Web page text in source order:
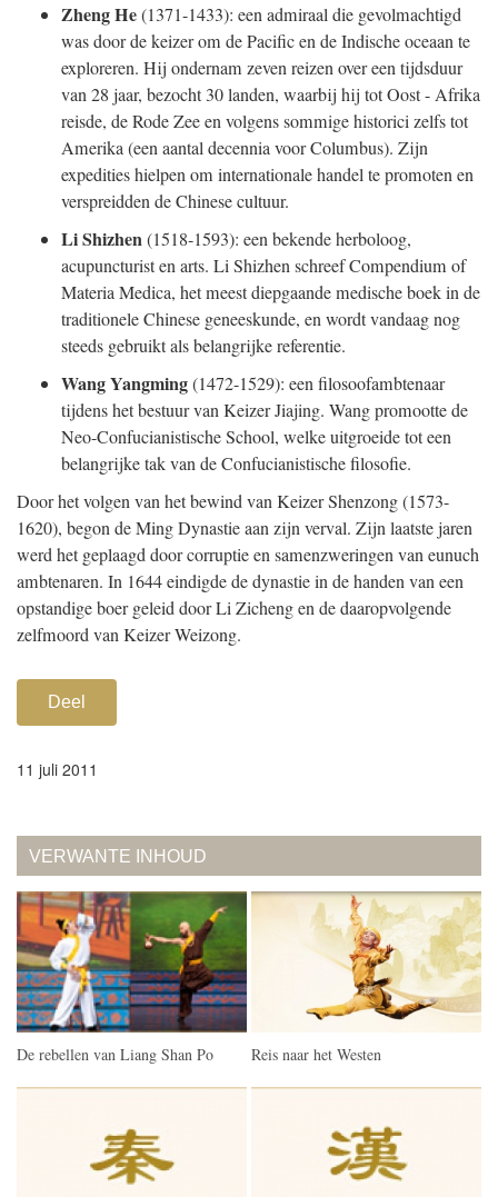
Zheng He(1371-1433): een admiraal die gevolmachtigd
was door de keizer om de Pacific en de Indische oceaan te
exploreren. Hij ondernam zeven reizen over een tijdsduur
van 28 jaar, bezocht 30 landen, waarbij hij tot Oost - Afrika
reisde, de Rode Zee en volgens sommige historici zelfs tot
Amerika (een aantal decennia voor Columbus). Zijn
expedities hielpen om internationale handel te promoten en
verspreidden de Chinese cultuur.
Li Shizhen(1518-1593): een bekende herboloog,
acupuncturist en arts. Li Shizhen schreef Compendium of
Materia Medica, het meest diepgaande medische boek in de
traditionele Chinese geneeskunde, en wordt vandaag nog
steeds gebruikt als belangrijke referentie.
Wang Yangming(1472-1529): een filosoofambtenaar
tijdens het bestuur van Keizer Jiajing. Wang promootte de
Neo-Confucianistische School, welke uitgroeide tot een
belangrijke tak van de Confucianistische filosofie.
Door het volgen van het bewind van Keizer Shenzong (1573-
1620), begon de Ming Dynastie aan zijn verval. Zijn laatste jaren
werd het geplaagd door corruptie en samenzweringen van eunuch
ambtenaren. In 1644 eindigde de dynastie in de handen van een
opstandige boer geleid door Li Zicheng en de daaropvolgende
zelfmoord van Keizer Weizong.
Deel
11 juli 2011
VERWANTE INHOUD
De rebellen van Liang Shan Po Reis naar het Westen